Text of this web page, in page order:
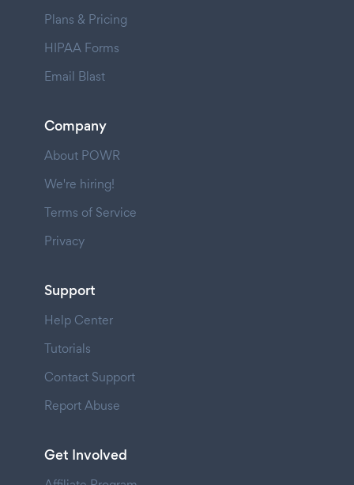
Plans & Pricing
HIPAA Forms
Email Blast
Company
About POWR
We're hiring!
Terms of Service
Privacy
Support
Help Center
Tutorials
Contact Support
Report Abuse
Get Involved